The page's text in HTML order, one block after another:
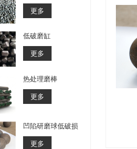
更多
低破磨缸
更多
热处理磨棒
更多
凹陷研磨球低破损
更多